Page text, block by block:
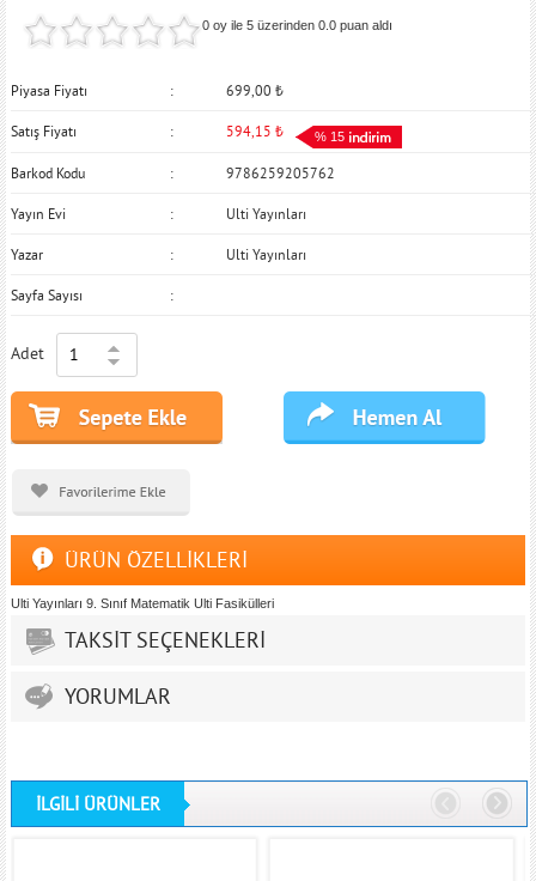
0 oy ile 5 üzerinden0.0 puan aldı
Piyasa Fiyatı 699,00 ₺
Satış Fiyatı 594,15 ₺ % 15
Barkod Kodu 9786259205762
Yayın Evi Ulti Yayınları
Yazar Ulti Yayınları
Sayfa Sayısı
Adet
ÜRÜN ÖZELLİKLERİ
Ulti Yayınları 9. Sınıf Matematik Ulti Fasikülleri
TAKSİT SEÇENEKLERİ
YORUMLAR
İLGİLİ ÜRÜNLER